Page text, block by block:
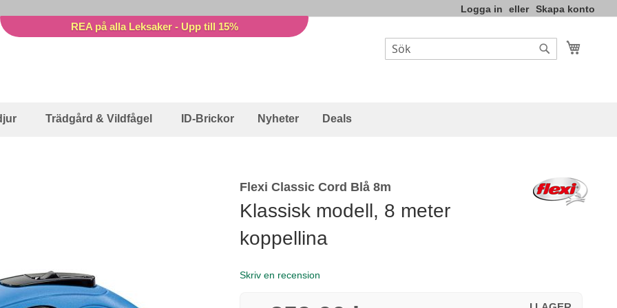
Logga in Skapa konto
REA på alla Leksaker - Upp till 15%
Sök
Trädgård & Vildfågel ID-Brickor Nyheter Deals
Flexi Classic Cord Blå 8m
Klassisk modell, 8 meter
koppellina
Skriv en recension